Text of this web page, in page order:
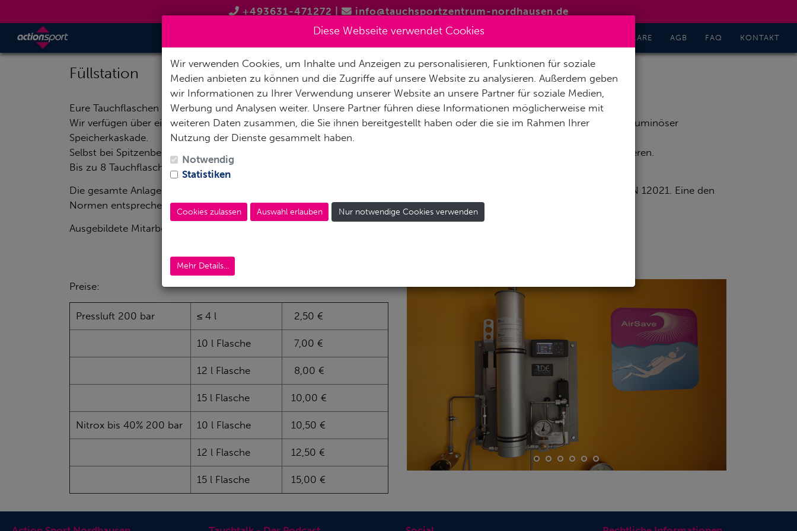
+493631-471272 info@tauchsportzentrum-nordhausen.de
FORMULARE AGB FAQ KONTAKT
Füllstation
Eure Tauchflaschen könnt ihr gern direkt in der Tauchbasis füllen lassen.
Wir verfügen über eine hochmoderne Füllanlage mit insgesamt 4 leistungsstarken Kompressoren und angeschlossener voluminöser
Speicherkaskade.
Selbst bei Spitzenbelastungszeiten können wir somit eine sehr schnelle und reibungslose Versorgung mit Pressluft garantieren.
Bis zu 8 Tauchflaschen füllen wir Minutenschnell an der Füllleiste mit 200 bar Pressluft.
Die gesamte Anlage ist durch eine doppelte Filteranlage mit dazugehöriger Sensorik abgesichert und entspricht der DIN EN 12021. Eine den
Normen entsprechende Prüfung wird regelmäßig durchgeführt und zertifiziert.
Ausgebildete Mitarbeiter (PADI-Gasblender) fertigen nach Kundenwunsch Nitrox-Gase an.
Preise:
Pressluft 200 bar ≤ 4 l 2,50 €
10 l Flasche 7,00 €
12 l Flasche 8,00 €
15 l Flasche 10,00 €
Nitrox bis 40% 200 bar 10 l Flasche 10,50 €
12 l Flasche 12,50 €
15 l Flasche 15,00 €
Diese Webseite verwendet Cookies
Wir verwenden Cookies, um Inhalte und Anzeigen zu personalisieren, Funktionen für soziale
Medien anbieten zu können und die Zugriffe auf unsere Website zu analysieren. Außerdem geben
wir Informationen zu Ihrer Verwendung unserer Website an unsere Partner für soziale Medien,
Werbung und Analysen weiter. Unsere Partner führen diese Informationen möglicherweise mit
weiteren Daten zusammen, die Sie ihnen bereitgestellt haben oder die sie im Rahmen Ihrer
Nutzung der Dienste gesammelt haben.
Notwendig
Statistiken
Cookies zulassen Auswahl erlauben Nur notwendige Cookies verwenden
Mehr Details...